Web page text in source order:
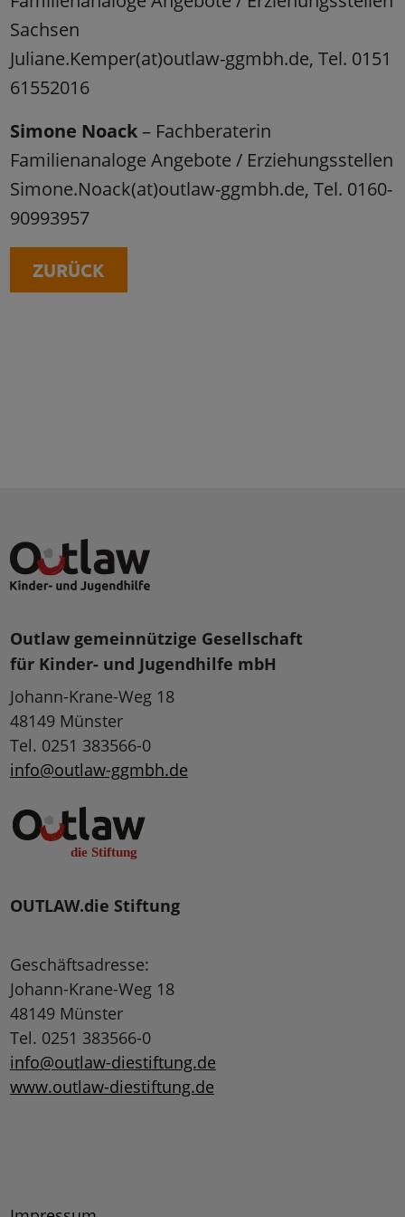
Sachsen
Juliane.Kemper(at)outlaw-ggmbh.de, Tel. 0151
61552016
Simone Noack– Fachberaterin
Familienanaloge Angebote / Erziehungsstellen
Simone.Noack(at)outlaw-ggmbh.de, Tel. 0160-
90993957
ZURÜCK
Outlaw gemeinnützige Gesellschaft
für Kinder- und Jugendhilfe mbH
Johann-Krane-Weg 18
48149 Münster
Tel. 0251 383566-0
info@outlaw-ggmbh.de
OUTLAW.die Stiftung
Geschäftsadresse:
Johann-Krane-Weg 18
48149 Münster
Tel. 0251 383566-0
info@outlaw-diestiftung.de
www.outlaw-diestiftung.de